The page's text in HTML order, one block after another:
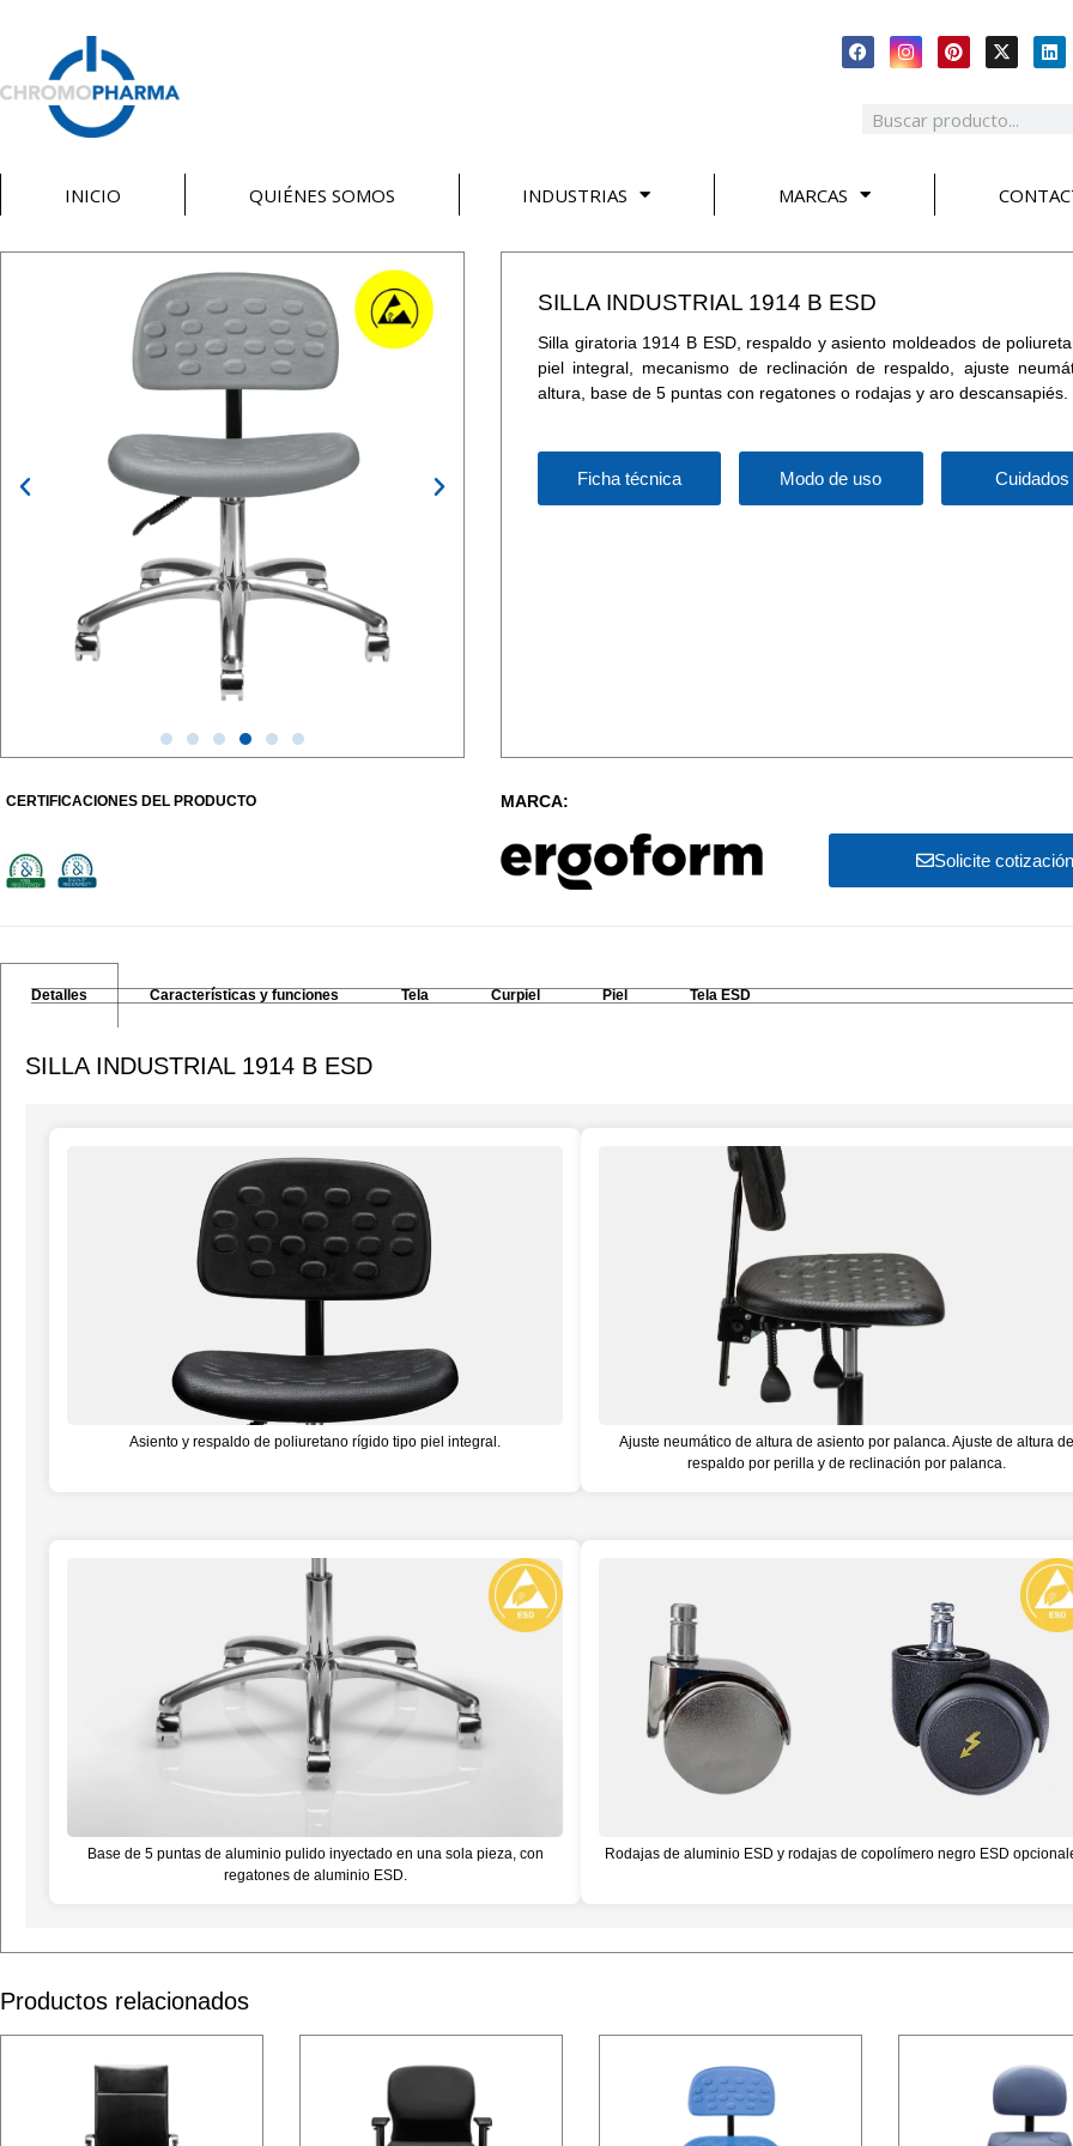
INICIO QUIÉNES SOMOS INDUSTRIAS MARCAS
SILLA INDUSTRIAL 1914 B ESD
Silla giratoria 1914 B ESD, respaldo y asiento moldeados de
piel integral, mecanismo de reclinación de respaldo, ajuste
altura, base de 5 puntas con regatones o rodajas y aro descansapiés.
Ficha técnica Modo de uso Cuidados
CERTIFICACIONES DEL PRODUCTO MARCA:
Solicite cotización
Detalles Características y funciones Tela Curpiel Piel Tela ESD
SILLA INDUSTRIAL 1914 B ESD
Asiento y respaldo de poliuretano rígido tipo piel integral.
Ajuste neumático de altura de asiento por palanca. Ajuste de altura de
respaldo por perilla y de reclinación por palanca.
Base de 5 puntas de aluminio pulido inyectado en una sola pieza, con
regatones de aluminio ESD.
Rodajas de aluminio ESD y rodajas de copolímero negro ESD
Productos relacionados